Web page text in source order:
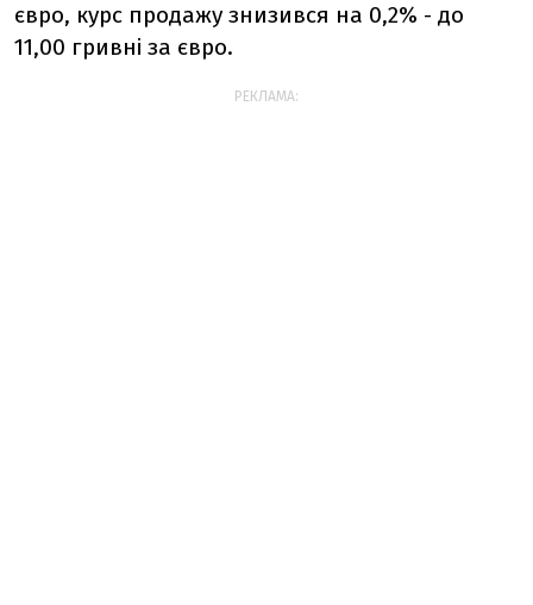
євро, курс продажу знизився на 0,2% - до
11,00 гривні за євро.
РЕКЛАМА: